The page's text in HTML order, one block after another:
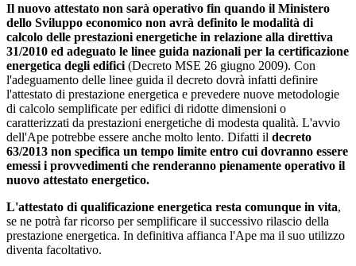
Il nuovo attestato non sarà operativo fin quando il Ministero
dello Sviluppo economico non avrà definito le modalità di
calcolo delle prestazioni energetiche in relazione alla direttiva
31/2010 ed adeguato le linee guida nazionali per la certificazione
energetica degli edifici (Decreto MSE 26 giugno 2009). Con
l'adeguamento delle linee guida il decreto dovrà infatti definire
l'attestato di prestazione energetica e prevedere nuove metodologie
di calcolo semplificate per edifici di ridotte dimensioni o
caratterizzati da prestazioni energetiche di modesta qualità. L'avvio
dell'Ape potrebbe essere anche molto lento. Difatti il decreto
63/2013 non specifica un tempo limite entro cui dovranno essere
emessi i provvedimenti che renderanno pienamente operativo il
nuovo attestato energetico.
L'attestato di qualificazione energetica resta comunque in vita,
se ne potrà far ricorso per semplificare il successivo rilascio della
prestazione energetica. In definitiva affianca l'Ape ma il suo utilizzo
diventa facoltativo.